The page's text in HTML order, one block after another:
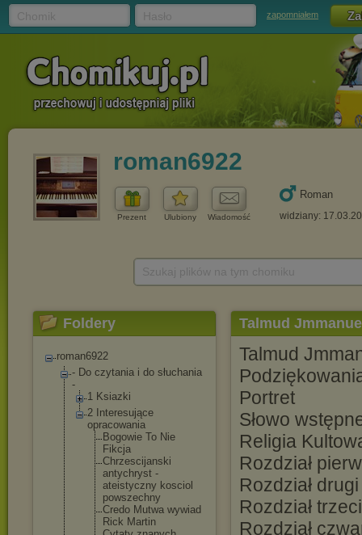
zapomniałem
roman6922
Prezent Ulubiony Wiadomość
Roman
widziany:
Foldery
roman6922
- Do czytania i do słuchania
-
1 Ksiazki
2 Interesujące
opracowania
Bogowie To Nie
Fikcja
Chrzescijanski
antychryst -
ateistyczny kosciol
powszechny
Credo Mutwa wywiad
Rick Martin
Talmud
Talmud
Portret
Słowo
Religia
Rozdział
Rozdział
Rozdział
Rozdział